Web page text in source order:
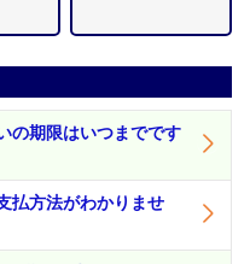
の期限はいつまでです
払方法がわかりませ